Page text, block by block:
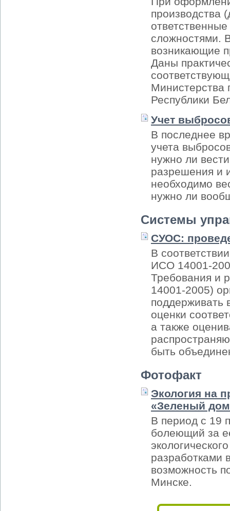
производства
сложностями.
возникающие
Даны
Министерства
Республики
Учет
В последнее
учета
нужно ли
разрешения и
необходимо
нужно ли
Системы
СУОС:
В
ИСО 14001-
Требования и
14001-2005)
поддерживать
оценки
а также
быть
Фотофакт
Экология на
«Зеленый
В период с 19
болеющий за
разработками
возможность
Минске.